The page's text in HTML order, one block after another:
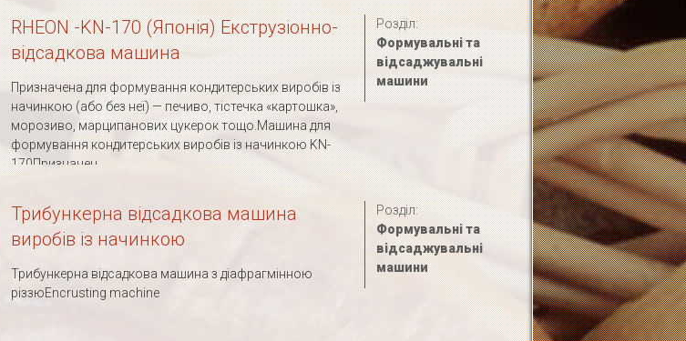
RHEON -KN-170 (Японія) Екструзіонно-
відсадкова машина
Призначена для формування кондитерських виробів із
начинкою (або без неї) — печиво, тістечка «картошка»,
морозиво, марципанових цукерок тощо.Машина для
формування кондитерських виробів із начинкою KN-
170Призначен...
Розділ:
Формувальні та
відсаджувальні
машини
Трибункерна відсадкова машина
виробів із начинкою
Трибункерна відсадкова машина з діафрагмінною
різзюEncrusting machine
Розділ:
Формувальні та
відсаджувальні
машини